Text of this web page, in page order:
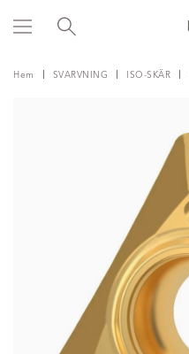
Hem SVARVNING ISO-SKÄR